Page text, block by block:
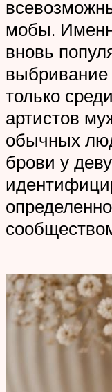
мобы.
вновь
выбривание
только
артистов
обычных
брови у